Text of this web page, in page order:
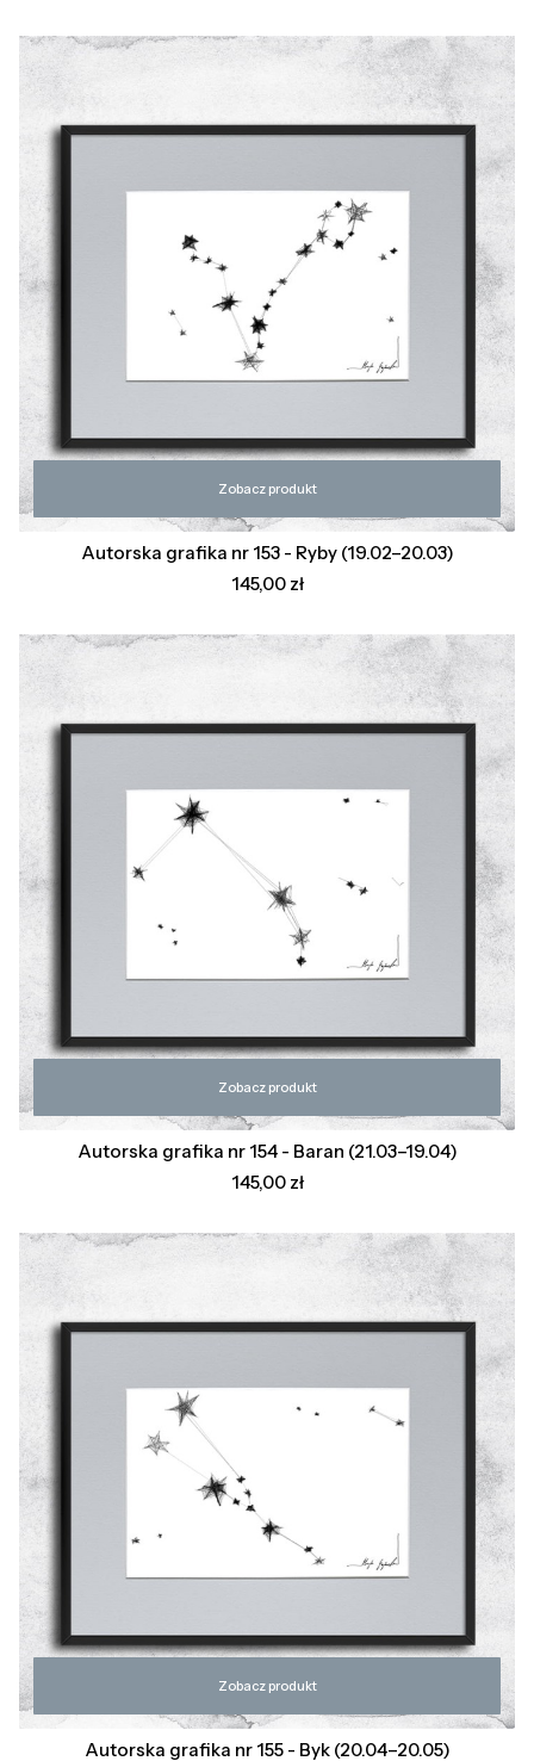
Zobacz produkt
Autorska grafika nr 153 - Ryby (19.02–20.03)
Cena
145,00 zł
Zobacz produkt
Autorska grafika nr 154 - Baran (21.03–19.04)
Cena
145,00 zł
Zobacz produkt
Autorska grafika nr 155 - Byk (20.04–20.05)